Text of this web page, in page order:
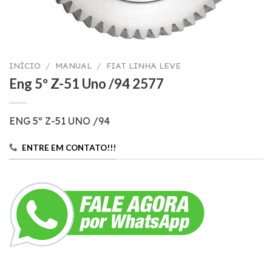
INÍCIO / MANUAL / FIAT LINHA LEVE
Eng 5º Z-51 Uno /94 2577
ENG 5º Z-51 UNO /94
ENTRE EM CONTATO!!!